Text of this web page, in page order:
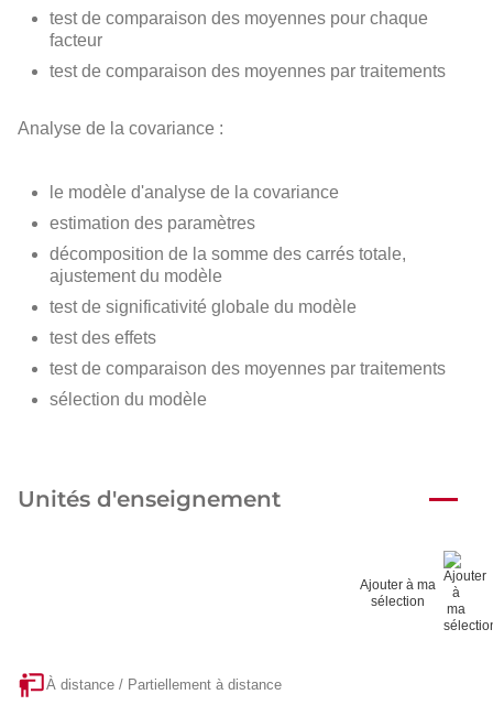
test de comparaison des moyennes pour chaque
facteur
test de comparaison des moyennes par traitements
Analyse de la covariance :
le modèle d'analyse de la covariance
estimation des paramètres
décomposition de la somme des carrés totale,
ajustement du modèle
test de significativité globale du modèle
test des effets
test de comparaison des moyennes par traitements
sélection du modèle
Unités d'enseignement
Ajouter à ma
sélection
À distance / Partiellement à distance